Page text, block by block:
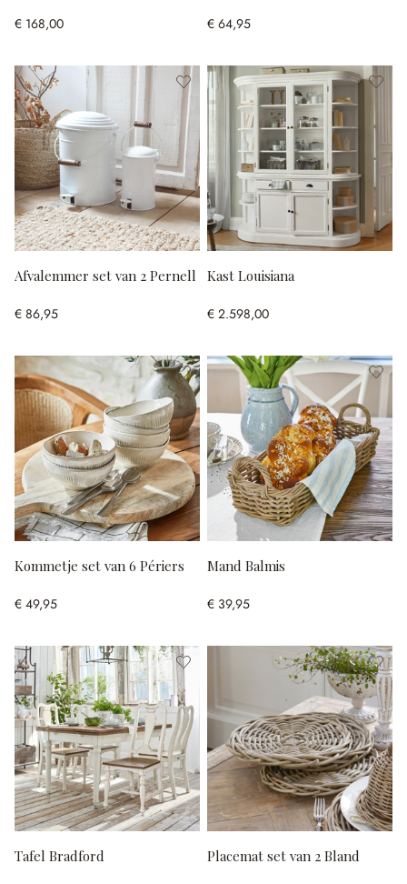
€ 168,00 € 64,95
Afvalemmer set van 2 Pernell
€ 86,95
Kast Louisiana
€ 2.598,00
Kommetje set van 6 Périers
€ 49,95
Mand Balmis
€ 39,95
Tafel Bradford Placemat set van 2 Bland